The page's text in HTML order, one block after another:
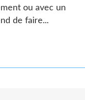
ou avec un
de faire...